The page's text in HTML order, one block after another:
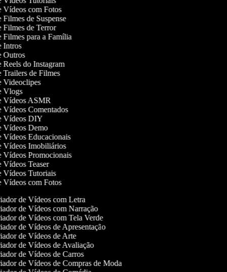
Vídeos com Fotos
Filmes de Suspense
Filmes de Terror
Filmes para a Família
Intros
Outros
Reels do Instagram
Trailers de Filmes
Videoclipes
Vlogs
Vídeos ASMR
Vídeos Comentados
Vídeos DIY
Vídeos Demo
Vídeos Educacionais
Vídeos Imobiliários
Vídeos Promocionais
Vídeos Teaser
Vídeos Tutoriais
Vídeos com Fotos
de Vídeos com Letra
de Vídeos com Narração
de Vídeos com Tela Verde
de Vídeos de Apresentação
de Vídeos de Arte
de Vídeos de Avaliação
de Vídeos de Carros
de Vídeos de Compras de Moda